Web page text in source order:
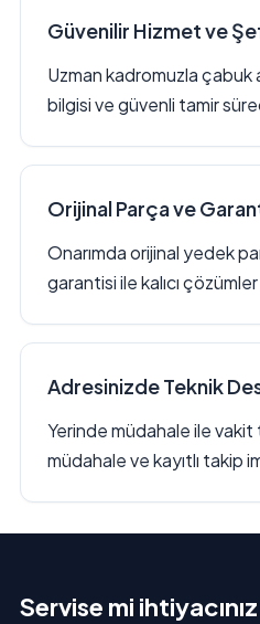
Güvenilir Hizmet ve
Uzman kadromuzla çabuk
bilgisi ve güvenli tamir
Orijinal Parça ve
Onarımda orijinal yedek
garantisi ile kalıcı
Adresinizde Teknik
Yerinde müdahale ile vakit
müdahale ve kayıtlı takip
Servise mi